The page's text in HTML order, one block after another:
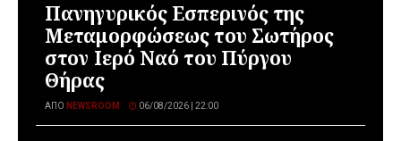
Πανηγυρικός Εσπερινός της
Μεταμορφώσεως του Σωτήρος
στον Ιερό Ναό του Πύργου
Θήρας
ΑΠΌ NEWSROOM 06/08/2026 | 22:00